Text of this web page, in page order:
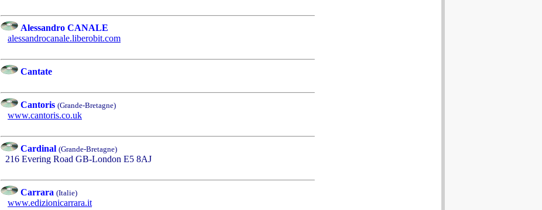
Alessandro CANALE
alessandrocanale.liberobit.com
Cantate
Cantoris (Grande-Bretagne)
www.cantoris.co.uk
Cardinal (Grande-Bretagne)
216 Evering Road GB-London E5 8AJ
Carrara (Italie)
www.edizionicarrara.it